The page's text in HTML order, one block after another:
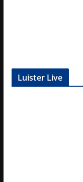
Luister Live